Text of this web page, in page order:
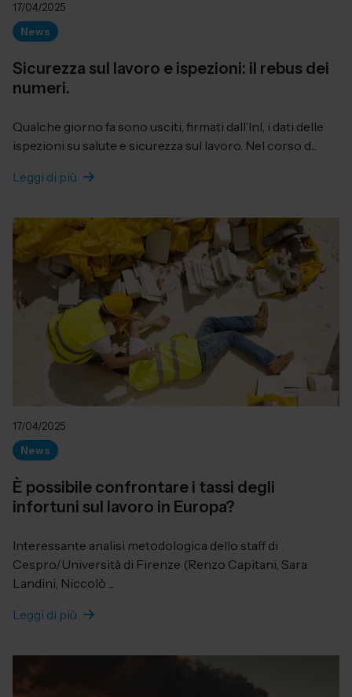
17/04/2025
News
Sicurezza sul lavoro e ispezioni: il rebus dei
numeri.
Qualche giorno fa sono usciti, firmati dall’Inl, i dati delle
ispezioni su salute e sicurezza sul lavoro. Nel corso d...
Leggi di più
17/04/2025
News
È possibile confrontare i tassi degli
infortuni sul lavoro in Europa?
Interessante analisi metodologica dello staff di
Cespro/Università di Firenze (Renzo Capitani, Sara
Landini, Niccolò ...
Leggi di più